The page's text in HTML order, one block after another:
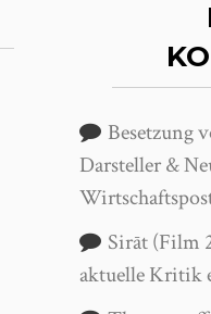
Besetzung
Darsteller &
Sirāt (Film
aktuelle Kritik